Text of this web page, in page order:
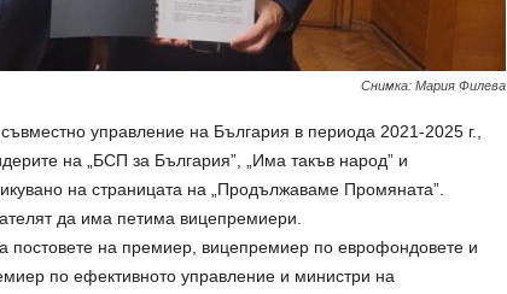
Снимка: Мария Филева
управление на България в периода 2021-2025 г.,
на „БСП за България”, „Има такъв народ” и
на страницата на „Продължаваме Промяната”.
да има петима вицепремиери.
постовете на премиер, вицепремиер по еврофондовете и
по ефективното управление и министри на